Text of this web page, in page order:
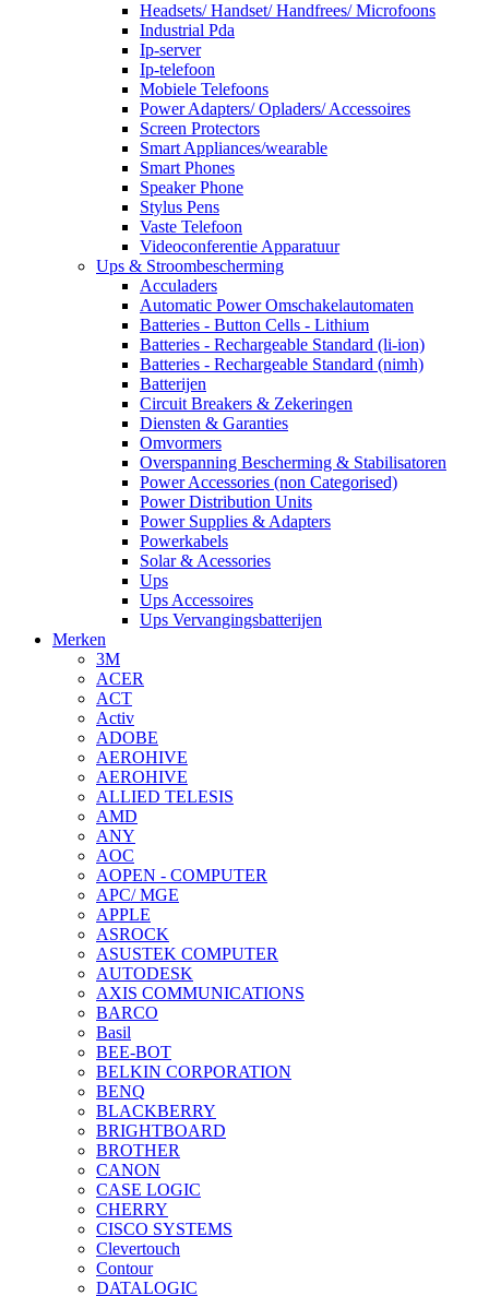
Headsets/ Handset/ Handfrees/ Microfoons
Industrial Pda
Ip-server
Ip-telefoon
Mobiele Telefoons
Power Adapters/ Opladers/ Accessoires
Screen Protectors
Smart Appliances/wearable
Smart Phones
Speaker Phone
Stylus Pens
Vaste Telefoon
Videoconferentie Apparatuur
Ups & Stroombescherming
Acculaders
Automatic Power Omschakelautomaten
Batteries - Button Cells - Lithium
Batteries - Rechargeable Standard (li-ion)
Batteries - Rechargeable Standard (nimh)
Batterijen
Circuit Breakers & Zekeringen
Diensten & Garanties
Omvormers
Overspanning Bescherming & Stabilisatoren
Power Accessories (non Categorised)
Power Distribution Units
Power Supplies & Adapters
Powerkabels
Solar & Acessories
Ups
Ups Accessoires
Ups Vervangingsbatterijen
Merken
3M
ACER
ACT
Activ
ADOBE
AEROHIVE
AEROHIVE
ALLIED TELESIS
AMD
ANY
AOC
AOPEN - COMPUTER
APC/ MGE
APPLE
ASROCK
ASUSTEK COMPUTER
AUTODESK
AXIS COMMUNICATIONS
BARCO
Basil
BEE-BOT
BELKIN CORPORATION
BENQ
BLACKBERRY
BRIGHTBOARD
BROTHER
CANON
CASE LOGIC
CHERRY
CISCO SYSTEMS
Clevertouch
Contour
DATALOGIC